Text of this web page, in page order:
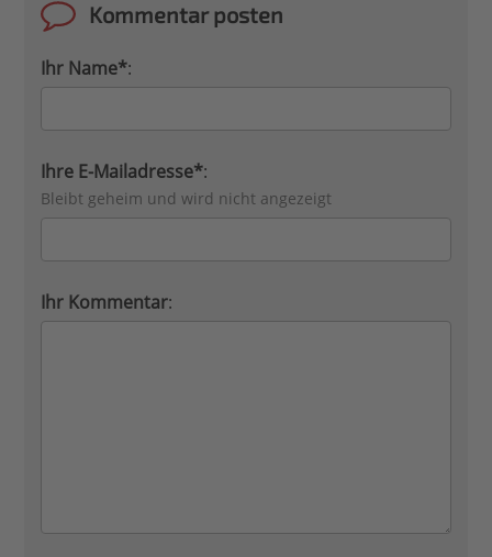
Kommentar posten
Ihr Name*:
Ihre E-Mailadresse*:
Bleibt geheim und wird nicht angezeigt
Ihr Kommentar: